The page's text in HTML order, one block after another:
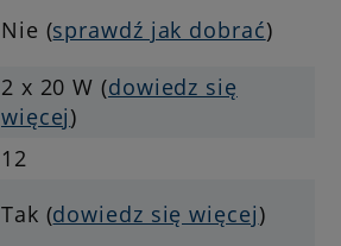
Nie (sprawdź jak dobrać)
2 x 20 W (dowiedz się
więcej)
12
Tak (dowiedz się więcej)